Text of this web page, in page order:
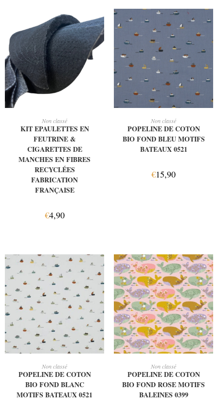
AJOUTER AU PANIER
Non classé
KIT EPAULETTES EN
FEUTRINE &
CIGARETTES DE
MANCHES EN FIBRES
RECYCLÉES
FABRICATION
FRANÇAISE
€4,90
AJOUTER AU PANIER
Non classé
POPELINE DE COTON
BIO FOND BLEU MOTIFS
BATEAUX 0521
€15,90
AJOUTER AU PANIER
Non classé
POPELINE DE COTON
BIO FOND BLANC
MOTIFS BATEAUX 0521
AJOUTER AU PANIER
Non classé
POPELINE DE COTON
BIO FOND ROSE MOTIFS
BALEINES 0399